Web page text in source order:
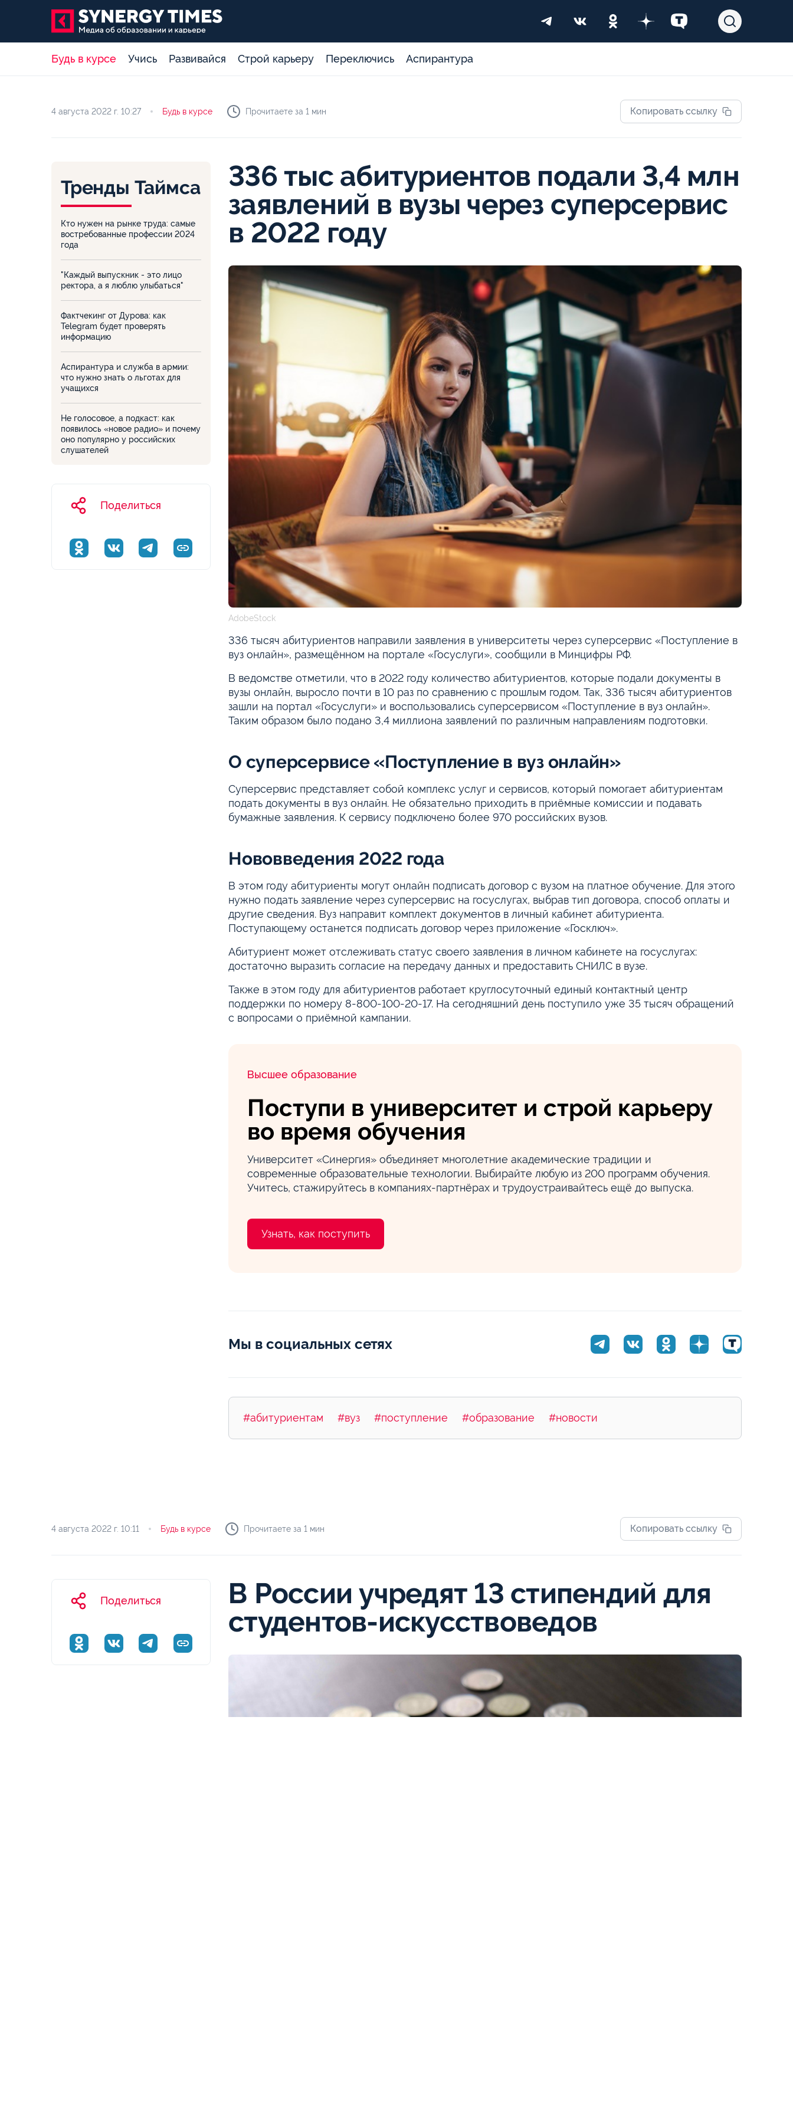
Будь в курсе Учись Развивайся Строй карьеру Переключись Аспирантура
4 августа 2022 г. 10:27 Будь в курсе Прочитаете за 1 мин Копировать ссылку
Тренды Таймса
Кто нужен на рынке труда: самые
востребованные профессии 2024
года
"Каждый выпускник - это лицо
ректора, а я люблю улыбаться"
Фактчекинг от Дурова: как
Telegram будет проверять
информацию
Аспирантура и служба в армии:
что нужно знать о льготах для
учащихся
Не голосовое, а подкаст: как
появилось «новое радио» и почему
оно популярно у российских
слушателей
Поделиться
336 тыс абитуриентов подали 3,4 млн
заявлений в вузы через суперсервис
в 2022 году
AdobeStock
336 тысяч абитуриентов направили заявления в университеты через суперсервис «Поступление в
вуз онлайн», размещённом на портале «Госуслуги», сообщили в Минцифры РФ.
В ведомстве отметили, что в 2022 году количество абитуриентов, которые подали документы в
вузы онлайн, выросло почти в 10 раз по сравнению с прошлым годом. Так, 336 тысяч абитуриентов
зашли на портал «Госуслуги» и воспользовались суперсервисом «Поступление в вуз онлайн».
Таким образом было подано 3,4 миллиона заявлений по различным направлениям подготовки.
О суперсервисе «Поступление в вуз онлайн»
Суперсервис представляет собой комплекс услуг и сервисов, который помогает абитуриентам
подать документы в вуз онлайн. Не обязательно приходить в приёмные комиссии и подавать
бумажные заявления. К сервису подключено более 970 российских вузов.
Нововведения 2022 года
В этом году абитуриенты могут онлайн подписать договор с вузом на платное обучение. Для этого
нужно подать заявление через суперсервис на госуслугах, выбрав тип договора, способ оплаты и
другие сведения. Вуз направит комплект документов в личный кабинет абитуриента.
Поступающему останется подписать договор через приложение «Госключ».
Абитуриент может отслеживать статус своего заявления в личном кабинете на госуслугах:
достаточно выразить согласие на передачу данных и предоставить СНИЛС в вузе.
Также в этом году для абитуриентов работает круглосуточный единый контактный центр
поддержки по номеру 8-800-100-20-17. На сегодняшний день поступило уже 35 тысяч обращений
с вопросами о приёмной кампании.
Высшее образование
Поступи в университет и строй карьеру
во время обучения
Университет «Синергия» объединяет многолетние академические традиции и
современные образовательные технологии. Выбирайте любую из 200 программ обучения.
Учитесь, стажируйтесь в компаниях-партнёрах и трудоустраивайтесь ещё до выпуска.
Узнать, как поступить
Мы в социальных сетях
#абитуриентам #вуз #поступление #образование #новости
4 августа 2022 г. 10:11 Будь в курсе Прочитаете за 1 мин Копировать ссылку
Поделиться
В России учредят 13 стипендий для
студентов-искусствоведов